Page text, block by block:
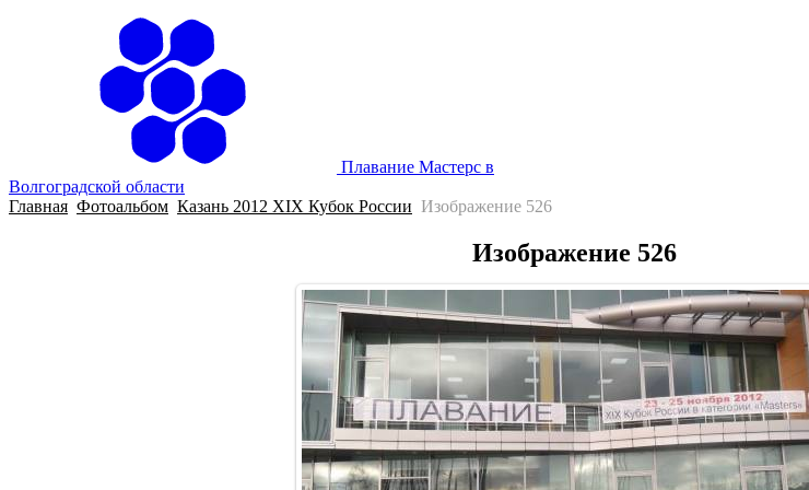
Плавание Мастерс в
Волгоградской области
Главная Фотоальбом Казань 2012 XIX Кубок России Изображение 526
Изображение 526